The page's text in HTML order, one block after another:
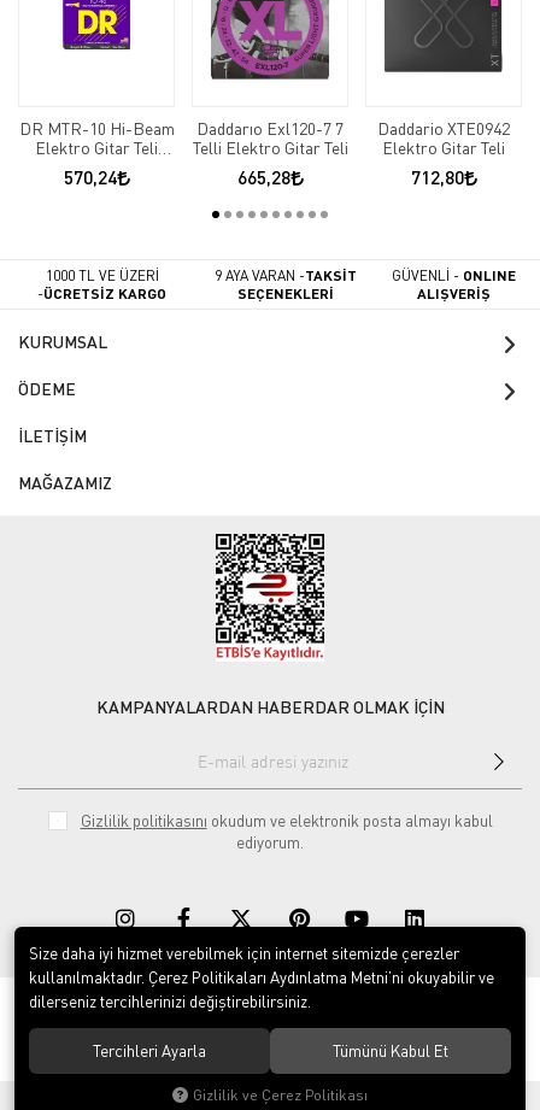
DR MTR-10 Hi-Beam
Elektro Gitar Teli
(Medium 10-46
570,24
Daddarıo Exl120-7 7
Telli Elektro Gitar Teli
665,28
Daddario XTE0942
Elektro Gitar Teli
712,80
1000 TL VE ÜZERİ
-ÜCRETSİZ KARGO
9 AYA VARAN -TAKSİT
SEÇENEKLERİ
GÜVENLİ - ONLINE
ALIŞVERİŞ
KURUMSAL
ÖDEME
İLETİŞİM
MAĞAZAMIZ
KAMPANYALARDAN HABERDAR OLMAK İÇİN
Gizlilik politikasını okudum ve elektronik posta almayı kabul
ediyorum.
© 2020Rekor Müzik. Tüm hakları saklıdır.
Yeni Nesil E-Ticaret Sistemleri ile Hazırlanmıştır.
Size daha iyi hizmet verebilmek için internet sitemizde çerezler
kullanılmaktadır. Çerez Politikaları Aydınlatma Metni’ni okuyabilir ve
dilerseniz tercihlerinizi değiştirebilirsiniz.
Tercihleri Ayarla Tümünü Kabul Et
Gizlilik ve Çerez Politikası